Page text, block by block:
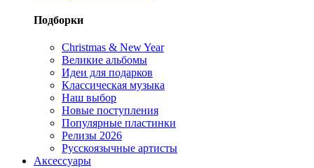
Подборки
Christmas & New Year
Великие альбомы
Идеи для подарков
Классическая музыка
Наш выбор
Новые поступления
Популярные пластинки
Релизы 2026
Русскоязычные артисты
Аксессуары